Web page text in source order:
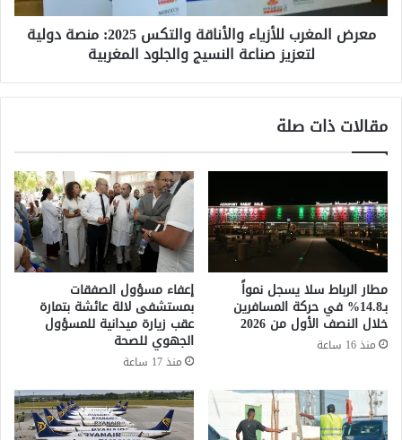
د
د
ر
ك
ة
ا
ل
ف
ط
ر
ل
ع
ا
1
4
4
ر
أ
ي
ا
ا
ل
أ
ن
ا
ق
ة
و
ا
ت
ك
س
معرض المغرب للأزياء والأناقة والتكس 2025: منصة دولية
لتعزيز صناعة النسيج والجلود المغربية
مقالات ذات صلة
مطار الرباط سلا يسجل نمواً
بـ14.8% في حركة المسافرين
خلال النصف الأول من 2026
منذ 16 ساعة
إعفاء مسؤول الصفقات
بمستشفى لالة عائشة بتمارة
عقب زيارة ميدانية للمسؤول
الجهوي للصحة
منذ 17 ساعة